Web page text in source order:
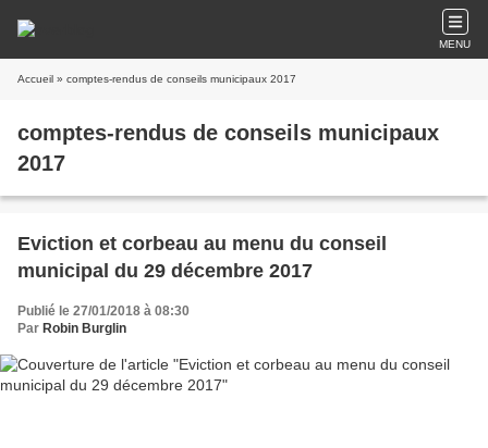
MENU
Accueil » comptes-rendus de conseils municipaux 2017
comptes-rendus de conseils municipaux
2017
Eviction et corbeau au menu du conseil
municipal du 29 décembre 2017
Publié le 27/01/2018 à 08:30
Par Robin Burglin